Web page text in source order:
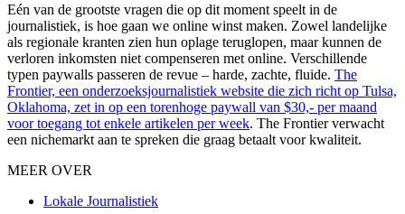
Eén van de grootste vragen die op dit moment speelt in de
journalistiek, is hoe gaan we online winst maken. Zowel landelijke
als regionale kranten zien hun oplage teruglopen, maar kunnen de
verloren inkomsten niet compenseren met online. Verschillende
typen paywalls passeren de revue – harde, zachte, fluide. The
Frontier, een onderzoeksjournalistiek website die zich richt op Tulsa,
Oklahoma, zet in op een torenhoge paywall van $30,- per maand
voor toegang tot enkele artikelen per week. The Frontier verwacht
een nichemarkt aan te spreken die graag betaalt voor kwaliteit.
MEER OVER
Lokale Journalistiek